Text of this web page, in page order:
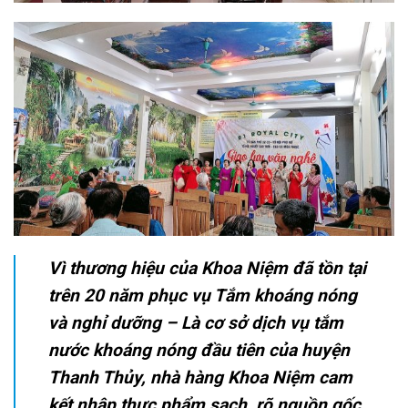
Vì thương hiệu của Khoa Niệm đã tồn tại
trên 20 năm phục vụ Tắm khoáng nóng
và nghỉ dưỡng – Là cơ sở dịch vụ tắm
nước khoáng nóng đầu tiên của huyện
Thanh Thủy, nhà hàng Khoa Niệm cam